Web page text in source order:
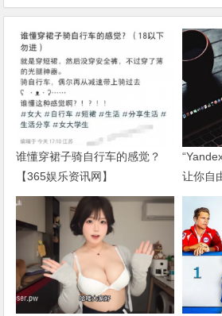
谁懂穿裙子骑自行车的感觉？
【365娱乐资讯网】
让你自
网】